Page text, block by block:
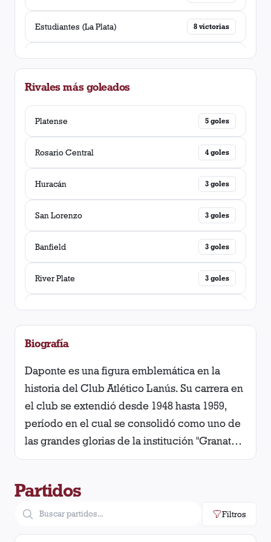
Estudiantes (La Plata) 8 victorias
Rosario Central 7 victorias
Chacarita Juniors
Argentinos Juniors victorias
Racing Club victorias
Ferro Carril Oeste victorias
San Lorenzo victorias
Tigre victorias
Boca Juniors victorias
Platense 3 victorias
Atlanta
Temperley 3 victorias
Banfield 3 victorias
Argentino de Quilmes 2 victorias
Central Córdoba (Rosario)
Rivales más goleados
Platense 5 goles
Rosario Central 4 goles
Huracán 3 goles
San Lorenzo 3 goles
Banfield 3 goles
River Plate 3 goles
Gimnasia y Esgrima (La Plata) 3 goles
Boca Juniors
Chacarita Juniors 2 goles
Racing Club 2 goles
Vélez Sarsfield
Biografía
Daponte es una figura emblemática en la
historia del Club Atlético Lanús. Su carrera en
el club se extendió desde 1948 hasta 1959,
período en el cual se consolidó como uno de
las grandes glorias de la institución "Granate".
Se destacaba por su polifuncionalidad y
necesario, su técnica depurada y una visión
de juego adelantada para su época. Podía
Partidos
Filtros